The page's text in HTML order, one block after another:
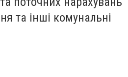
та інші комунальні